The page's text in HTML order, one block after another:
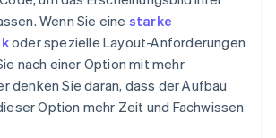
Wenn Sie eine starke
oder spezielle Layout-Anforderungen
nach einer Option mit mehr
denken Sie daran, dass der Aufbau
Option mehr Zeit und Fachwissen